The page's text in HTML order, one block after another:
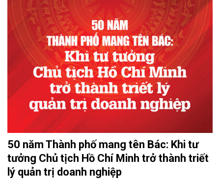
50 năm Thành phố mang tên Bác: Khi tư
tưởng Chủ tịch Hồ Chí Minh trở thành triết
lý quản trị doanh nghiệp